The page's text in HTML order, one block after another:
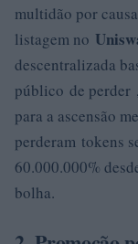
multidão por
listagem no
descentralizada
público de perder
para a ascensão
perderam tokens
60.000.000%
bolha.